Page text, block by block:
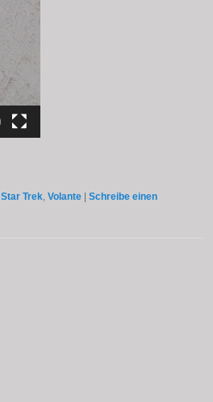
,Star Trek ,Volante |Schreibe einen